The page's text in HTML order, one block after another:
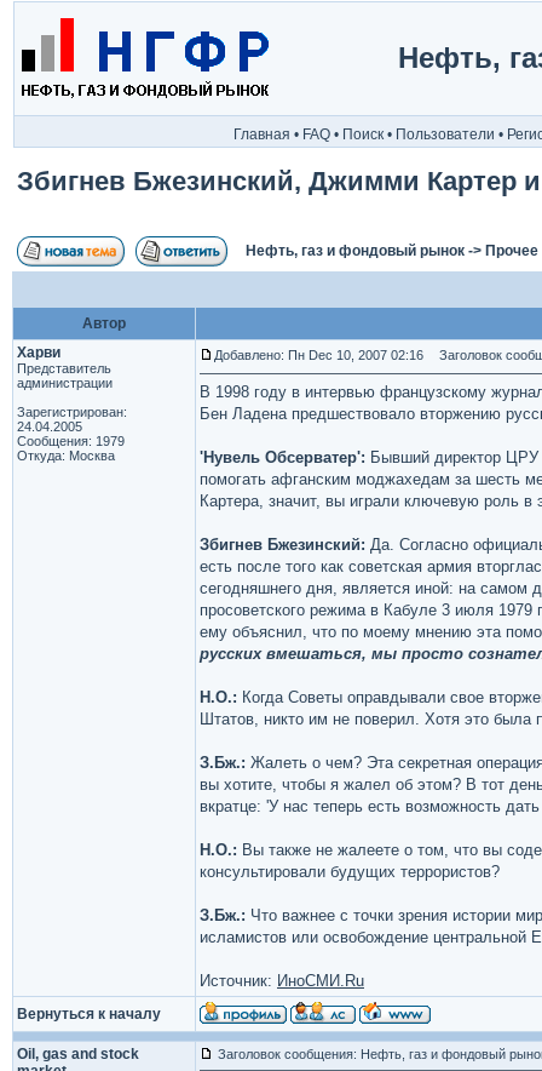
Нефть,
Главная • FAQ • Поиск • Пользователи •
Збигнев Бжезинский, Джимми Картер
Нефть, газ и фондовый рынок -> Прочее
Автор
Харви
Представитель
администрации
Зарегистрирован:
24.04.2005
Сообщения: 1979
Откуда: Москва
Добавлено: Пн Dec 10, 2007 02:16 Заголовок
В 1998 году в интервью французскому
Бен Ладена предшествовало вторжению
'Нувель Обсерватер': Бывший директор ЦРУ
помогать афганским моджахедам за шесть
Картера, значит, вы играли ключевую роль
Збигнев Бжезинский: Да. Согласно
есть после того как советская армия
сегодняшнего дня, является иной: на самом
просоветского режима в Кабуле 3 июля
ему объяснил, что по моему мнению эта
русских вмешаться, мы просто
Н.О.: Когда Советы оправдывали свое
Штатов, никто им не поверил. Хотя это
З.Бж.: Жалеть о чем? Эта секретная
вы хотите, чтобы я жалел об этом? В тот
вкратце: 'У нас теперь есть возможность
Н.О.: Вы также не жалеете о том, что вы
консультировали будущих террористов?
З.Бж.: Что важнее с точки зрения истории
исламистов или освобождение центральной
Источник: ИноСМИ.Ru
Вернуться к началу
Oil, gas and stock
Заголовок сообщения: Нефть, газ и фондовый